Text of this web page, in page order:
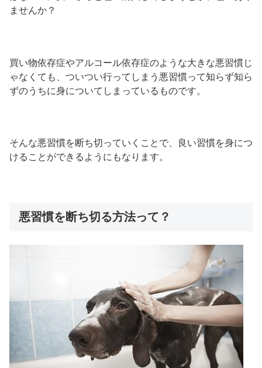
ませんか？
買い物依存症やアルコール依存症のような大きな悪習慣じ
ゃなくても、ついつい行ってしまう悪習慣って知らず知ら
ずのうちに身についてしまっているものです。
そんな悪習慣を断ち切っていくことで、良い習慣を身につ
けることができるようにもなります。
悪習慣を断ち切る方法って？